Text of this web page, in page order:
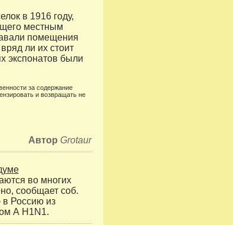
в 1916 году,
местным
помещения
ли их стоит
экспонатов были
за содержание
и возвращать не
Автор Grotaur
во многих
сообщает соб.
в Россию из
А H1N1.